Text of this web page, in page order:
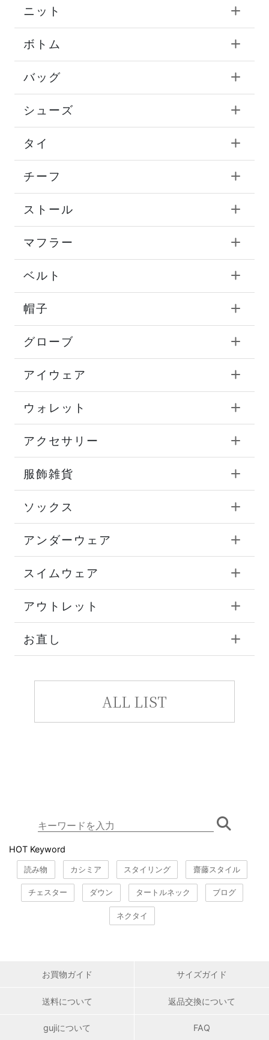
ニット
ボトム
バッグ
シューズ
タイ
チーフ
ストール
マフラー
ベルト
帽子
グローブ
アイウェア
ウォレット
アクセサリー
服飾雑貨
ソックス
アンダーウェア
スイムウェア
アウトレット
お直し
ALL LIST
HOT Keyword
読み物 カシミア スタイリング 齋藤スタイル
チェスター ダウン タートルネック ブログ
ネクタイ
お買物ガイド サイズガイド
送料について 返品交換について
gujiについて FAQ